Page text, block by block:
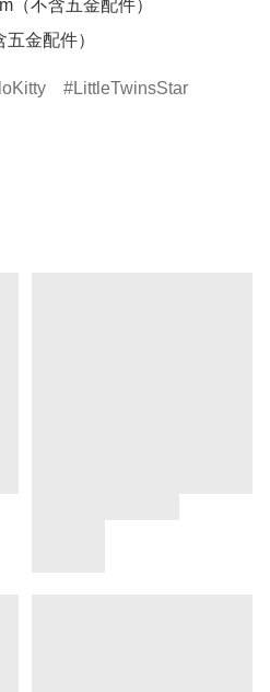
（不含五金配件）
金配件）
LittleTwinsStar